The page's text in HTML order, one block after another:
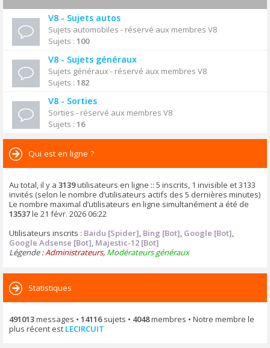
V8 - Sujets autos
Sujets automobiles - réservé aux membres V8
Sujets : 100
V8 - Sujets généraux
Sujets généraux - réservé aux membres V8
Sujets : 182
V8 - Sorties
Sorties - réservé aux membres V8
Sujets : 16
Qui est en ligne ?
Au total, il y a 3139utilisateurs en ligne :: 5 inscrits, 1 invisible et 3133
invités (selon le nombre d’utilisateurs actifs des 5 dernières minutes)
Le nombre maximal d’utilisateurs en ligne simultanément a été de
13537le 21 févr. 2026 06:22
Utilisateurs inscrits : Baidu [Spider], Bing [Bot], Google [Bot],
Google Adsense [Bot], Majestic-12 [Bot]
Légende :Administrateurs, Modérateurs généraux
Statistiques
491013messages • 14116sujets • 4048membres • Notre membre le
plus récent est LECIRCUIT